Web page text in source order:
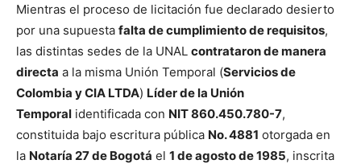
Mientras el proceso de licitación fue declarado desierto
por una supuesta falta de cumplimiento de requisitos,
las distintas sedes de la UNAL contrataron de manera
directa a la misma Unión Temporal (Servicios de
Colombia y CIA LTDA) Líder de la Unión
Temporal identificada con NIT 860.450.780-7,
constituida bajo escritura pública No. 4881 otorgada en
la Notaría 27 de Bogotá el 1 de agosto de 1985, inscrita